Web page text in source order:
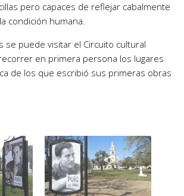
pero capaces de reflejar cabalmente
condición humana.
se puede visitar el Circuito cultural
en primera persona los lugares
de los que escribió sus primeras obras